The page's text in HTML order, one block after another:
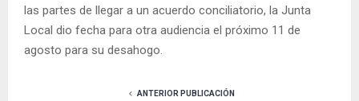
las partes de llegar a un acuerdo conciliatorio, la Junta
Local dio fecha para otra audiencia el próximo 11 de
agosto para su desahogo.
ANTERIOR PUBLICACIÓN